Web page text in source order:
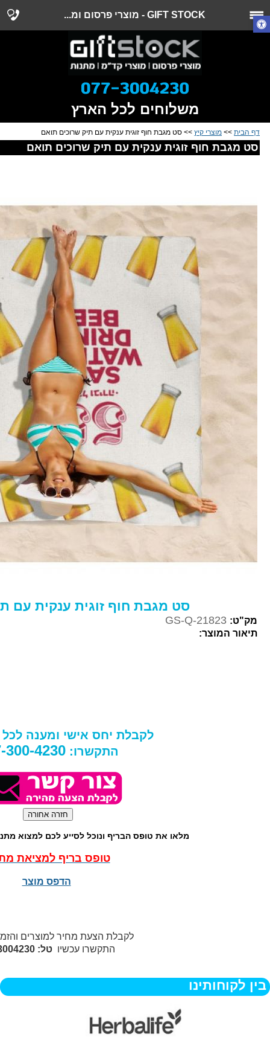
GIFT STOCK - מוצרי פרסום ומ...
משלוחים לכל הארץ
דף הבית >> מוצרי קיץ >> סט מגבת חוף זוגית ענקית עם תיק שרוכים תואם
סט מגבת חוף זוגית ענקית עם תיק שרוכים תואם
סט מגבת חוף זוגית ענקית עם
מק"ט: GS-Q-21823
תיאור המוצר:
לקבלת יחס אישי ומענה
התקשרו: 300-4230
מלאו את טופס הבריף ונוכל לסייע לכם למצוא
טופס בריף למציאת
הדפס מוצר
לקבלת הצעת מחיר למוצרים
התקשרו עכשיו טל: 077-3004230
בין לקוחותינו